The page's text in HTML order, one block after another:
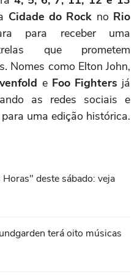
Cidade do Rock no Rio
para receber uma
que prometem
Nomes como Elton John,
e Foo Fighters já
as redes sociais e
uma edição histórica.
deste sábado: veja
terá oito músicas